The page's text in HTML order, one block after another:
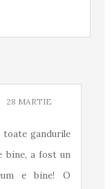
28 MARTIE
toate gandurile
bine, a fost un
e bine! O